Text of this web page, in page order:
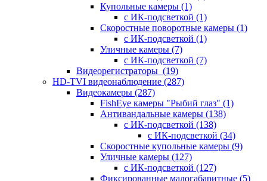
Купольные камеры (1)
с ИК-подсветкой (1)
Скоростные поворотные камеры (1)
с ИК-подсветкой (1)
Уличные камеры (7)
с ИК-подсветкой (7)
Видеорегистраторы (19)
HD-TVI видеонаблюдение (287)
Видеокамеры (287)
FishEye камеры "Рыбий глаз" (1)
Антивандальные камеры (138)
с ИК-подсветкой (138)
с ИК-подсветкой (34)
Скоростные купольные камеры (9)
Уличные камеры (127)
с ИК-подсветкой (127)
Фиксированные малогабаритные (5)